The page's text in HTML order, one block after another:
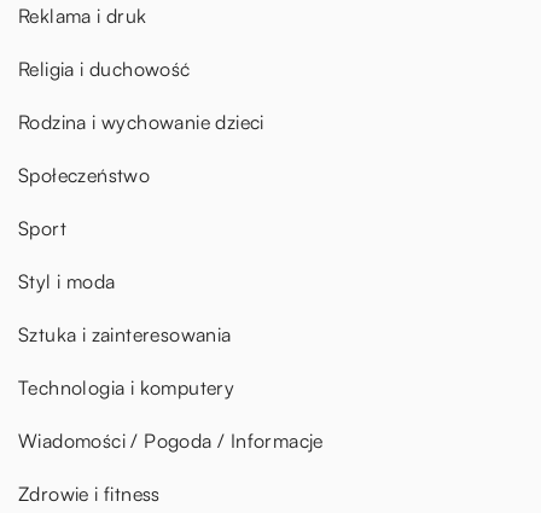
Reklama i druk
Religia i duchowość
Rodzina i wychowanie dzieci
Społeczeństwo
Sport
Styl i moda
Sztuka i zainteresowania
Technologia i komputery
Wiadomości / Pogoda / Informacje
Zdrowie i fitness